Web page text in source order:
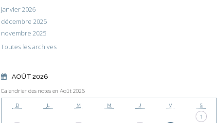
janvier 2026
décembre 2025
novembre 2025
Toutes les archives
AOÛT 2026
Calendrier des notes en Août 2026
D L M M J V S
1